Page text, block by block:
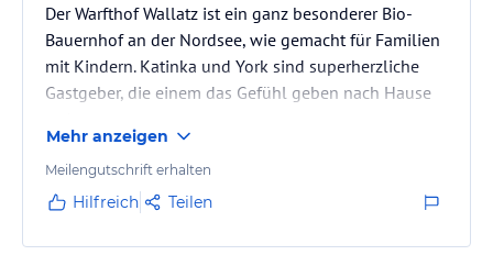
Der Warfthof Wallatz ist ein ganz besonderer Bio-
Bauernhof an der Nordsee, wie gemacht für Familien
mit Kindern. Katinka und York sind superherzliche
Gastgeber, die einem das Gefühl geben nach Hause
Mehr anzeigen
Meilengutschrift erhalten
Hilfreich Teilen